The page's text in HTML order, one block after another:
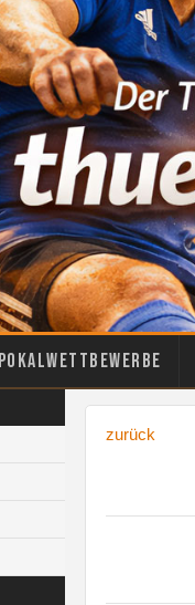
Pokalwettbewerbe
zurück